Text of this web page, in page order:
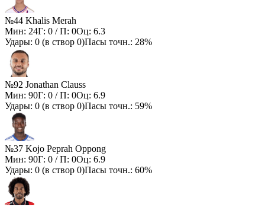
№44 Khalis Merah
Мин: 24Г: 0 / П: 0Оц: 6.3
Удары: 0 (в створ 0)Пасы точн.: 28%
№92 Jonathan Clauss
Мин: 90Г: 0 / П: 0Оц: 6.9
Удары: 0 (в створ 0)Пасы точн.: 59%
№37 Kojo Peprah Oppong
Мин: 90Г: 0 / П: 0Оц: 6.9
Удары: 0 (в створ 0)Пасы точн.: 60%